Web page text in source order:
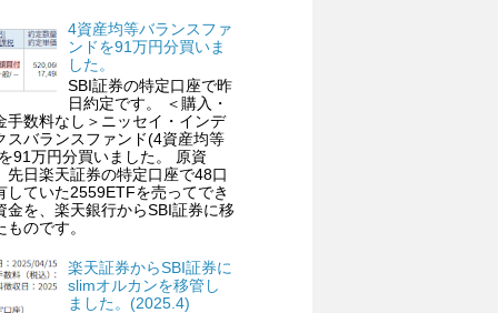
4資産均等バランスファ
ンドを91万円分買いま
した。
SBI証券の特定口座で昨
日約定です。 ＜購入・
手数料なし＞ニッセイ・インデ
スバランスファンド(4資産均等
91万円分買いました。 原資
先日楽天証券の特定口座で48口
していた2559ETFを売ってでき
金を、楽天銀行からSBI証券に移
ものです。
楽天証券からSBI証券に
slimオルカンを移管し
ました。(2025.4)